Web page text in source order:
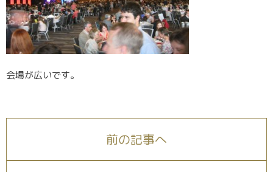
会場が広いです。
前の記事へ